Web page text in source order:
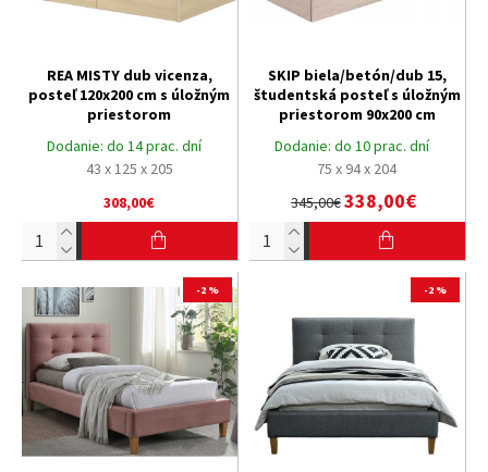
Dodanie: do 14 prac. dní
43 x 125 x 205
REA MISTY dub vicenza,
posteľ 120x200 cm s úložným
priestorom
308,00€
Dodanie: do 10 prac. dní
75 x 94 x 204
SKIP biela/betón/dub 15,
študentská posteľ s úložným
priestorom 90x200 cm
345,00€338,00€
-2 % -2 %